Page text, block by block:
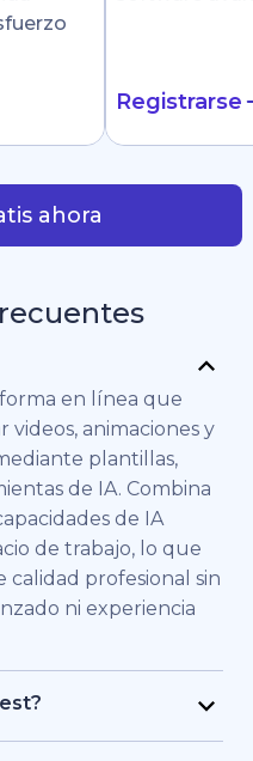
Registrarse
ahora
en línea que
videos, animaciones y
plantillas,
de IA. Combina
de IA
de trabajo, lo que
profesional sin
ni experiencia
para personas y